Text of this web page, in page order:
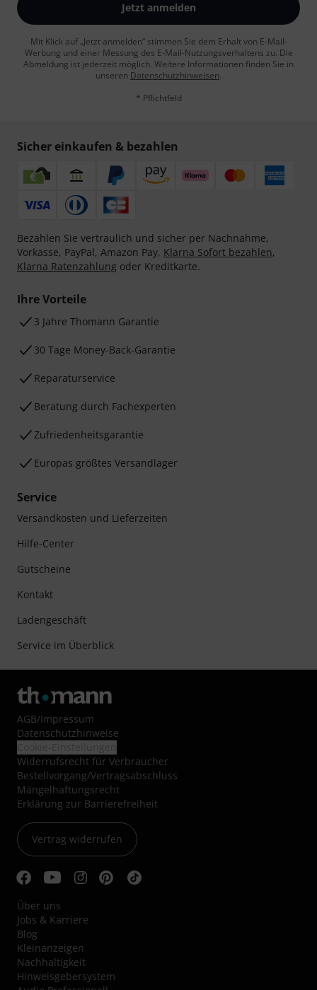
Jetzt anmelden
Mit Klick auf „Jetzt anmelden“ stimmen Sie dem Erhalt von E-Mail-
Werbung und einer Messung des E-Mail-Nutzungsverhaltens zu. Die
Abmeldung ist jederzeit möglich. Weitere Informationen finden Sie in
unseren Datenschutzhinweisen.
* Pflichtfeld
Sicher einkaufen & bezahlen
Bezahlen Sie vertraulich und sicher per Nachnahme,
Vorkasse, PayPal, Amazon Pay, Klarna Sofort bezahlen,
Klarna Ratenzahlung oder Kreditkarte.
Ihre Vorteile
3 Jahre Thomann Garantie
30 Tage Money-Back-Garantie
Reparaturservice
Beratung durch Fachexperten
Zufriedenheitsgarantie
Europas größtes Versandlager
Service
Versandkosten und Lieferzeiten
Hilfe-Center
Gutscheine
Kontakt
Ladengeschäft
Service im Überblick
AGB/Impressum
Datenschutzhinweise
Widerrufsrecht für Verbraucher
Bestellvorgang/Vertragsabschluss
Mängelhaftungsrecht
Erklärung zur Barrierefreiheit
Vertrag widerrufen
Über uns
Jobs & Karriere
Blog
Kleinanzeigen
Nachhaltigkeit
Hinweisgebersystem